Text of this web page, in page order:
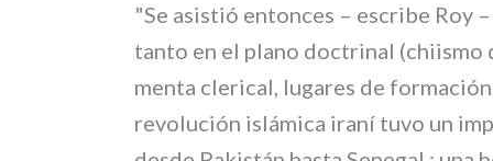
"Se asi­stió enton­ces – escri­be Roy
tan­to en el pla­no doc­tri­nal
men­ta cle­ri­cal, luga­res de
revo­lu­ción islá­mi­ca ira­ní tuvo un